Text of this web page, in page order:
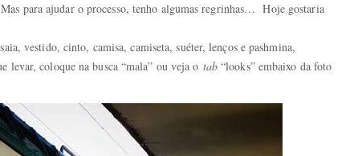
para ajudar o processo, tenho algumas regrinhas… Hoje gostaria
vestido, cinto, camisa, camiseta, suéter, lenços e pashmina,
levar, coloque na busca “mala” ou veja o tab“looks” embaixo da foto